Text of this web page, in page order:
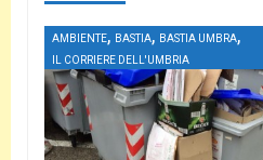
AMBIENTE, BASTIA, BASTIA UMBRA,
IL CORRIERE DELL'UMBRIA